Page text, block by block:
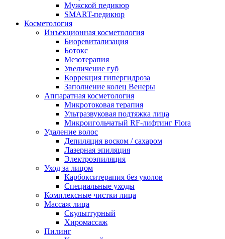
Мужской педикюр
SMART-педикюр
Косметология
Инъекционная косметология
Биоревитализация
Ботокс
Мезотерапия
Увеличение губ
Коррекция гипергидроза
Заполнение колец Венеры
Аппаратная косметология
Микротоковая терапия
Ультразвуковая подтяжка лица
Микроигольчатый RF-лифтинг Flora
Удаление волос
Депиляция воском / сахаром
Лазерная эпиляция
Электроэпиляция
Уход за лицом
Карбокситерапия без уколов
Специальные уходы
Комплексные чистки лица
Массаж лица
Скульптурный
Хиромассаж
Пилинг